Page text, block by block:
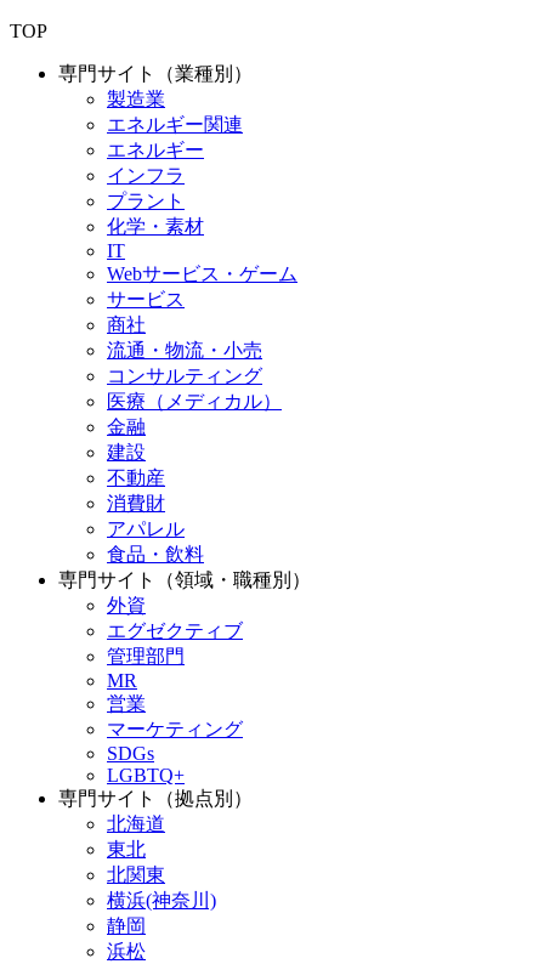
TOP
専門サイト（業種別）
製造業
エネルギー関連
エネルギー
インフラ
プラント
化学・素材
IT
Webサービス・ゲーム
サービス
商社
流通・物流・小売
コンサルティング
医療（メディカル）
金融
建設
不動産
消費財
アパレル
食品・飲料
専門サイト（領域・職種別）
外資
エグゼクティブ
管理部門
MR
営業
マーケティング
SDGs
LGBTQ+
専門サイト（拠点別）
北海道
東北
北関東
横浜(神奈川)
静岡
浜松